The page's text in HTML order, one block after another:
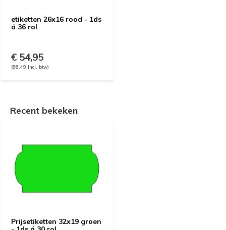
etiketten 26x16 rood - 1ds
á 36 rol
€ 54,95
(66,49 Incl. btw)
Recent bekeken
Prijsetiketten 32x19 groen